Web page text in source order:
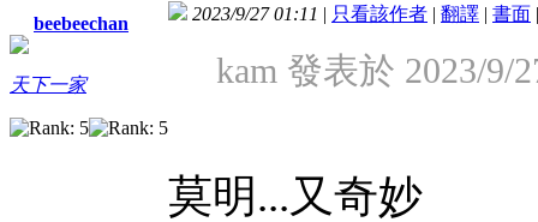
beebeechan
天下一家
2023/9/27 01:11 | 只看該作者 | 翻譯 | 書面
kam 發表於 2023/9/
莫明...又奇妙